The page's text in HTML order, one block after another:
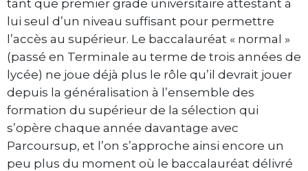
tant que premier grade universitaire attestant à
lui seul d’un niveau suffisant pour permettre
l’accès au supérieur. Le baccalauréat « normal »
(passé en Terminale au terme de trois années de
lycée) ne joue déjà plus le rôle qu’il devrait jouer
depuis la généralisation à l’ensemble des
formation du supérieur de la sélection qui
s’opère chaque année davantage avec
Parcoursup, et l’on s’approche ainsi encore un
peu plus du moment où le baccalauréat délivré